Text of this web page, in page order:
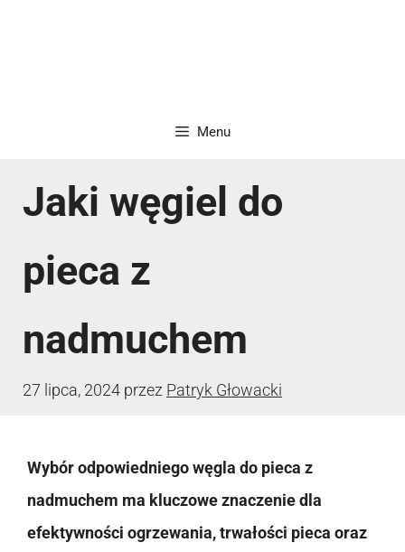
Menu
Jaki węgiel do
pieca z
nadmuchem
27 lipca, 2024 przez Patryk Głowacki
Wybór odpowiedniego węgla do pieca z
nadmuchem ma kluczowe znaczenie dla
efektywności ogrzewania, trwałości pieca oraz